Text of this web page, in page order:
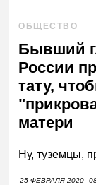
ОБЩЕСТВО
Бывший
России
тату,
матери
Ну, туземцы,
25 ФЕВРАЛЯ 2020